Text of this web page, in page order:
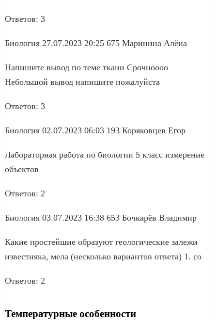
Ответов: 3
Биология 27.07.2023 20:25 675 Маринина Алёна
Напишите вывод по теме ткани Срочноооо
Небольшой вывод напишите пожалуйста
Ответов: 3
Биология 02.07.2023 06:03 193 Коряковцев Егор
Лабораторная работа по биологии 5 класс измерение
объектов
Ответов: 2
Биология 03.07.2023 16:38 653 Бочкарёв Владимир
Какие простейшие образуют геологические залежи
известняка, мела (несколько вариантов ответа) 1. со
Ответов: 2
Температурные особенности